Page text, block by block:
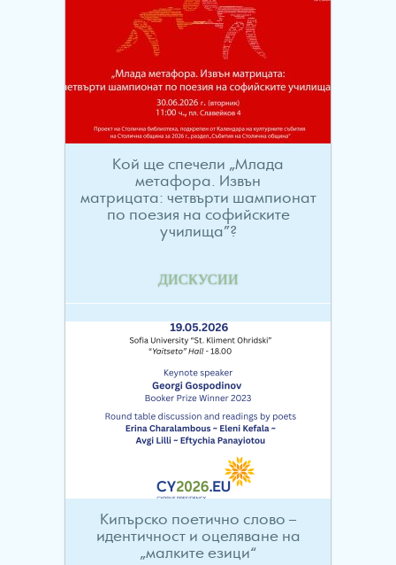
Кой ще спечели „Млада
метафора. Извън
матрицата: четвърти шампионат
по поезия на софийските
училища”?
ДИСКУСИИ
Кипърско поетично слово –
идентичност и оцеляване на
„малките езици“